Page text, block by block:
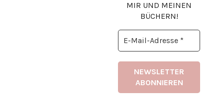
MIR UND MEINEN
BÜCHERN!